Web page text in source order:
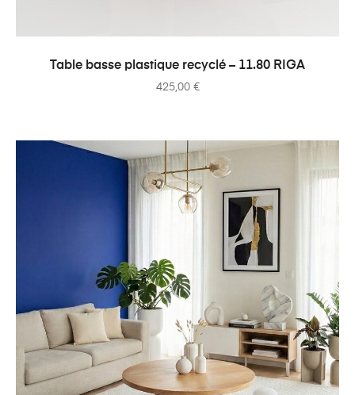
AJOUTER AU PANIER
Table basse plastique recyclé – 11.80 RIGA
425,00 €